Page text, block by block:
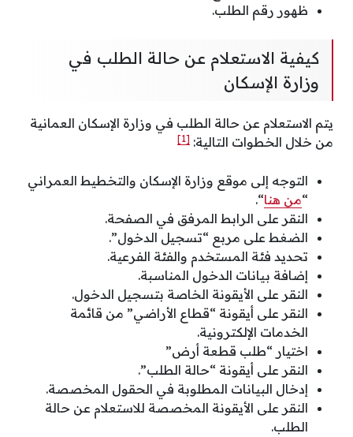
ظهور رقم الطلب.
كيفية الاستعلام عن حالة الطلب في
وزارة الإسكان
يتم الاستعلام عن حالة الطلب في وزارة الإسكان العمانية
من خلال الخطوات التالية: [1]
التوجه إلى موقع وزارة الإسكان والتخطيط العمراني
“من هنا“.
النقر على الرابط المرفق في الصفحة.
الضغط على مربع “تسجيل الدخول”.
تحديد فئة المستخدم والفئة الفرعية.
إضافة بيانات الدخول المناسبة.
النقر على الأيقونة الخاصة بتسجيل الدخول.
النقر على أيقونة “قطاع الأراضي” من قائمة
الخدمات الإلكترونية.
اختيار “طلب قطعة أرض”
النقر على أيقونة “حالة الطلب”.
إدخال البيانات المطلوبة في الحقول المخصصة.
النقر على الأيقونة المخصصة للاستعلام عن حالة
الطلب.